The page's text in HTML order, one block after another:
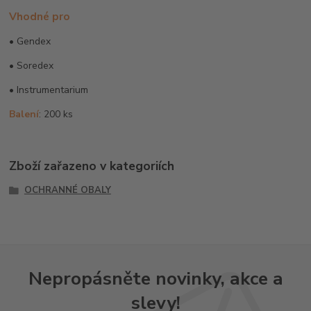
Vhodné pro
• Gendex
• Soredex
• Instrumentarium
Balení: 200 ks
Zboží zařazeno v kategoriích
OCHRANNÉ OBALY
Nepropásněte novinky, akce a
slevy!